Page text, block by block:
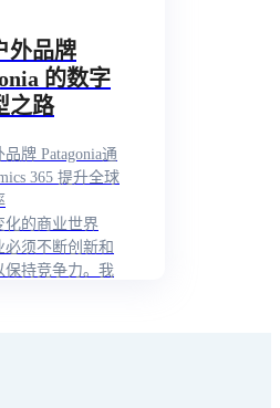
外品牌
的数字
之路
牌 Patagonia通
365 提升全球
化的商业世界
必须不断创新和
保持竞争力。我